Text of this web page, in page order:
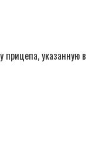
прицепа, указанную в